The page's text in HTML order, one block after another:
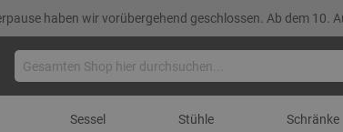
haben wir vorübergehend geschlossen. Ab dem 10.
Sessel Stühle Schränke